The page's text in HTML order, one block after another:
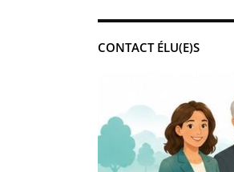
CONTACT ÉLU(E)S